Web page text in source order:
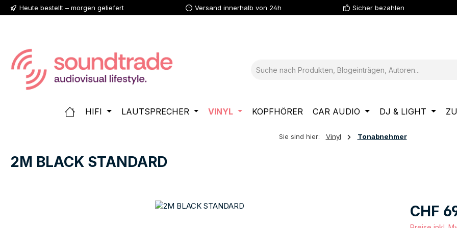
Hauptinhalt springen
Zur Suche springen
Zur Hauptnavigation springen
Heute bestellt – morgen geliefert Versand innerhalb von 24h Sicher bezahlen
HIFI LAUTSPRECHER VINYL KOPFHÖRER CAR AUDIO DJ & LIGHT
Sie sind hier: Vinyl Tonabnehmer
2M BLACK STANDARD
Regulärer
CHF